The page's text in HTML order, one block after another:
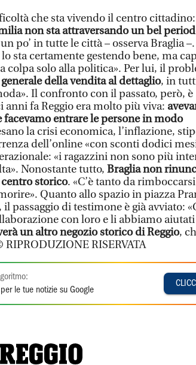
che sta vivendo il centro cittadino:
non sta attraversando un bel
po’ in tutte le città – osserva Braglia –.
sta certamente gestendo bene, ma
colpa solo alla politica». Per lui, il
della vendita al dettaglio, in
Il confronto con il passato, però, è
fa Reggio era molto più viva:
facevamo entrare le persone in modo
la crisi economica, l’inflazione,
dell’online «con sconti dodici
«i ragazzini non sono più
Nonostante tutto, Braglia non
storico. «C’è tanto da
Quanto allo spazio in piazza
passaggio di testimone è già avviato:
con loro e li abbiamo aiutati
un altro negozio storico di Reggio,
RISERVATA
le tue notizie su Google